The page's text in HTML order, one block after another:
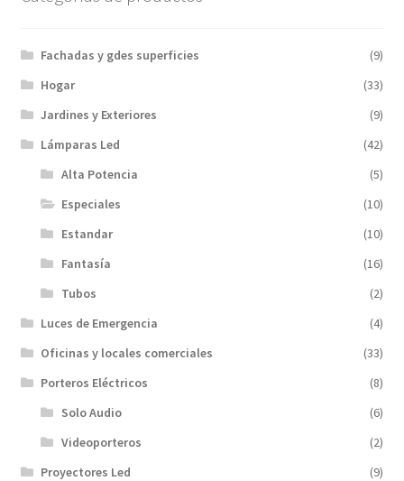
Fachadas y gdes superficies
(9)
Hogar
(33)
Jardines y Exteriores
(9)
Lámparas Led
(42)
Alta Potencia
(5)
Especiales
(10)
Estandar
(10)
Fantasía
(16)
Tubos
(2)
Luces de Emergencia
(4)
Oficinas y locales comerciales
(33)
Porteros Eléctricos
(8)
Solo Audio
(6)
Videoporteros
(2)
Proyectores Led
(9)